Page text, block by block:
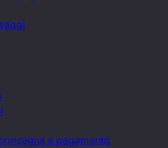
e pagamento